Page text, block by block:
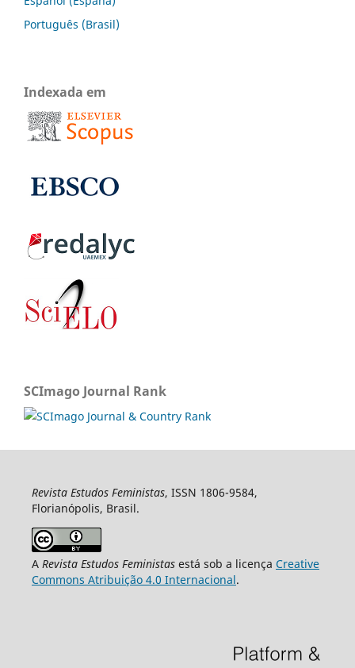
Português (Brasil)
Indexada em
SCImago Journal Rank
Revista Estudos Feministas, ISSN 1806-9584,
Florianópolis, Brasil.
A Revista Estudos Feministasestá sob a licença Creative
Commons Atribuição 4.0 Internacional.